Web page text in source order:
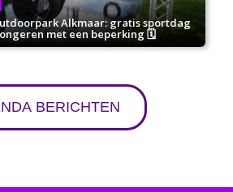
Alkmaar: gratis sportdag
met een beperking 🗓
BERICHTEN